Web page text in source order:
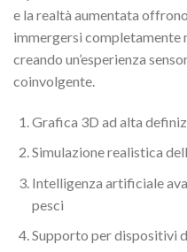
e la realtà aumentata
immergersi completamente
creando un’esperienza
coinvolgente.
Grafica 3D ad alta
Simulazione realistica
Intelligenza artificiale
pesci
Supporto per dispositivi